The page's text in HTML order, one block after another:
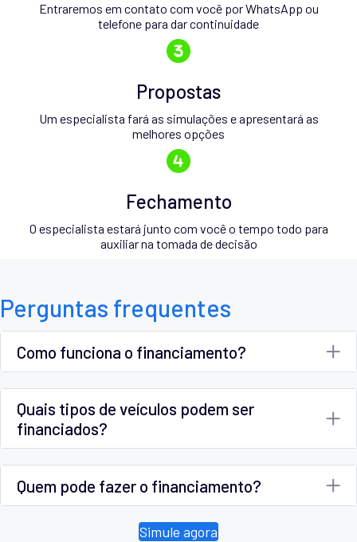
Entraremos em contato com você por WhatsApp ou
telefone para dar continuidade
Propostas
Um especialista fará as simulações e apresentará as
melhores opções
Fechamento
O especialista estará junto com você o tempo todo para
auxiliar na tomada de decisão
Perguntas frequentes
Como funciona o financiamento?
Quais tipos de veículos podem ser
financiados?
Quem pode fazer o financiamento?
Simule agora